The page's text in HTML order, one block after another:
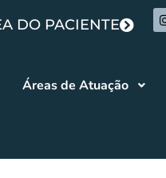
DO PACIENTE
Áreas de Atuação